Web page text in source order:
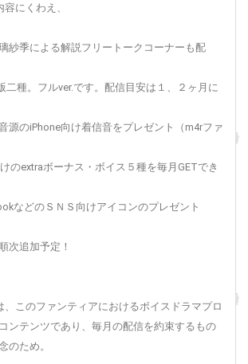
にくわえ、
紗季による解説フリートークコーナーも配
種。フルver.です。配信目安は１、２ヶ月に
源のiPhone向け着信音をプレゼント（m4rファ
のextraボーナス・ボイス５種を毎月GETでき
などのＳＮＳ向けアイコンのプレゼント
次追加予定！
、このファンティアにおけるボイスドラマプロ
ンテンツであり、毎月の配信を約束するもの
のため。